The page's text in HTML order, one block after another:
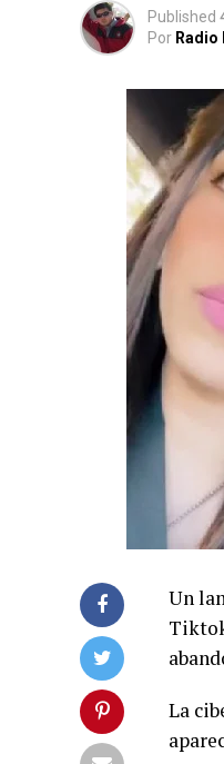
Published
Por Radio
Un
La